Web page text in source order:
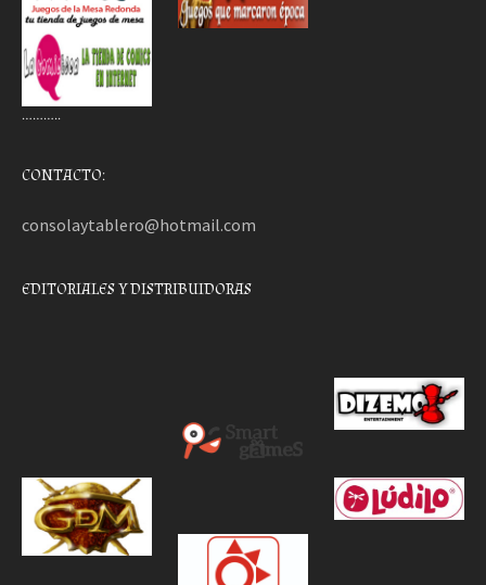
………..
CONTACTO:
consolaytablero@hotmail.com
EDITORIALES Y DISTRIBUIDORAS